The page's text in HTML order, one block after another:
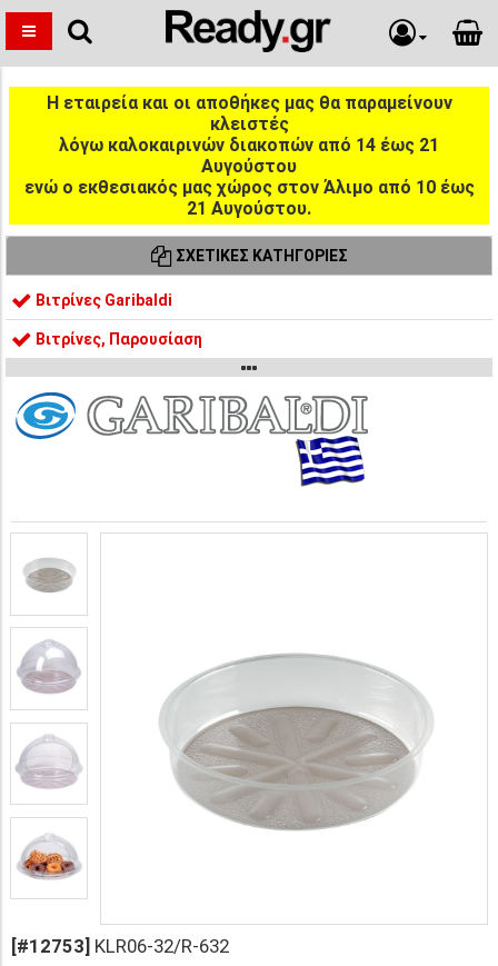
Η εταιρεία και οι αποθήκες μας θα παραμείνουν
κλειστές
λόγω καλοκαιρινών διακοπών από 14 έως 21
Αυγούστου
ενώ ο εκθεσιακός μας χώρος στον Άλιμο από 10 έως
21 Αυγούστου.
ΣΧΕΤΙΚΈΣ ΚΑΤΗΓΟΡΊΕΣ
Βιτρίνες Garibaldi
Βιτρίνες, Παρουσίαση
[#12753] KLR06-32/R-632